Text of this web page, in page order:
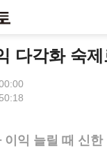
다각화 숙
이익 늘릴 때 신한